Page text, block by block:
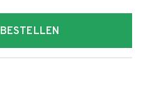
BESTELLEN